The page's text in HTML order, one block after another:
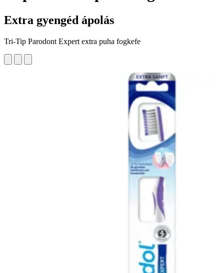
Extra gyengéd ápolás
Tri-Tip Parodont Expert extra puha fogkefe